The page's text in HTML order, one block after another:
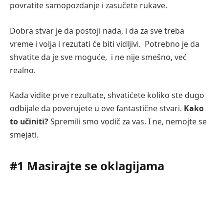
povratite samopozdanje i zasučete rukave.
Dobra stvar je da postoji nada, i da za sve treba
vreme i volja i rezutati će biti vidljivi. Potrebno je da
shvatite da je sve moguće, i ne nije smešno, već
realno.
Kada vidite prve rezultate, shvatićete koliko ste dugo
odbijale da poverujete u ove fantastične stvari. Kako
to učiniti?Spremili smo vodič za vas. I ne, nemojte se
smejati.
#1 Masirajte se oklagijama